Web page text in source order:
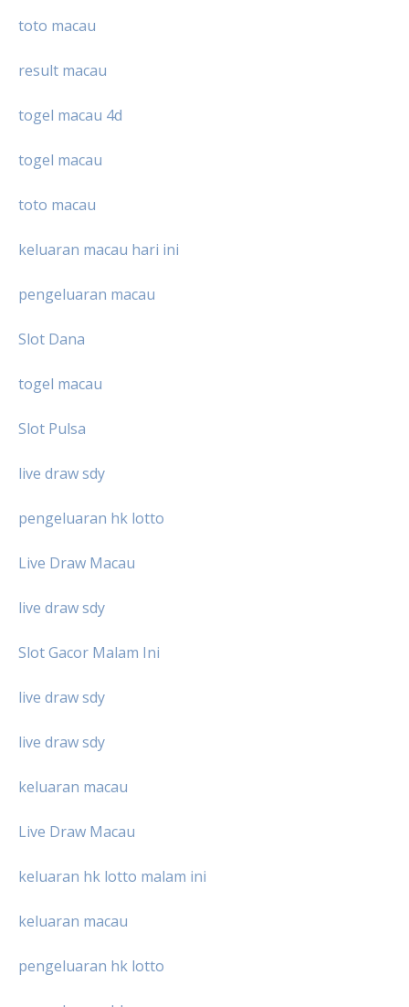
toto macau
result macau
togel macau 4d
togel macau
toto macau
keluaran macau hari ini
pengeluaran macau
Slot Dana
togel macau
Slot Pulsa
live draw sdy
pengeluaran hk lotto
Live Draw Macau
live draw sdy
Slot Gacor Malam Ini
live draw sdy
live draw sdy
keluaran macau
Live Draw Macau
keluaran hk lotto malam ini
keluaran macau
pengeluaran hk lotto